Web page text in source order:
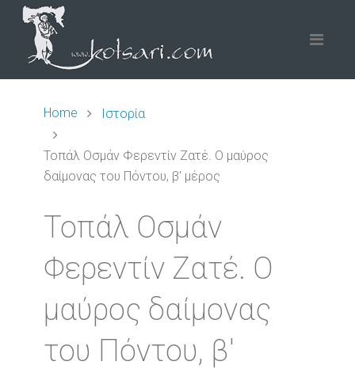
Home Ιστορία
Τοπάλ Οσμάν Φερεντίν Ζατέ. Ο μαύρος
δαίμονας του Πόντου, β' μέρος
Τοπάλ Οσμάν
Φερεντίν Ζατέ. Ο
μαύρος δαίμονας
του Πόντου, β'